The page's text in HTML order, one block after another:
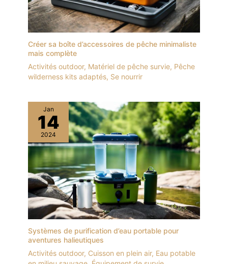
Créer sa boîte d’accessoires de pêche minimaliste
mais complète
Activités outdoor, Matériel de pêche survie, Pêche
wilderness kits adaptés, Se nourrir
Jan
14
2024
Systèmes de purification d’eau portable pour
aventures halieutiques
Activités outdoor, Cuisson en plein air, Eau potable